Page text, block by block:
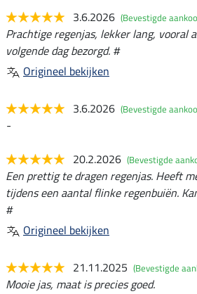
3.6.2026 (Bevestigde
Prachtige regenjas, lekker lang, vooral
volgende dag bezorgd. #
Origineel bekijken
3.6.2026 (Bevestigde
-
20.2.2026 (Bevestigde
Een prettig te dragen regenjas. Heeft
tijdens een aantal flinke regenbuiën.
#
Origineel bekijken
21.11.2025 (Bevestigde
Mooie jas, maat is precies goed.